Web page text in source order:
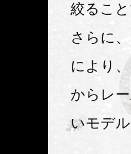
絞るこ
さらに
により
からレ
いモデ